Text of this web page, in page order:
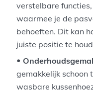
verstelbare
waarmee je de
behoeften. Dit kan
juiste positie te
gemakkelijk schoon
wasbare